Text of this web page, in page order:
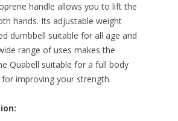
handle allows you to lift the
hands. Its adjustable weight
dumbbell suitable for all age and
range of uses makes the
Quabell suitable for a full body
improving your strength.